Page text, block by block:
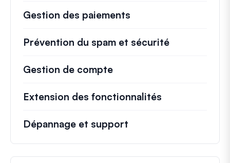
Gestion des paiements
Prévention du spam et sécurité
Gestion de compte
Extension des fonctionnalités
Dépannage et support